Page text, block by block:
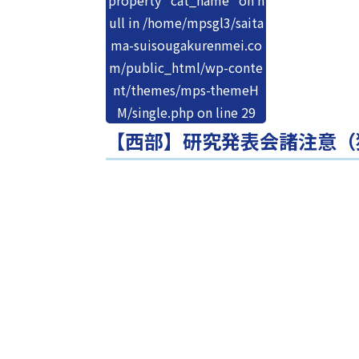
ull in /home/mpsgl3/saita
ma-suisougakurenmei.co
m/public_html/wp-conte
nt/themes/mps-themeH
M/single.phpon line 29
【西部】研究発表会諸注意（